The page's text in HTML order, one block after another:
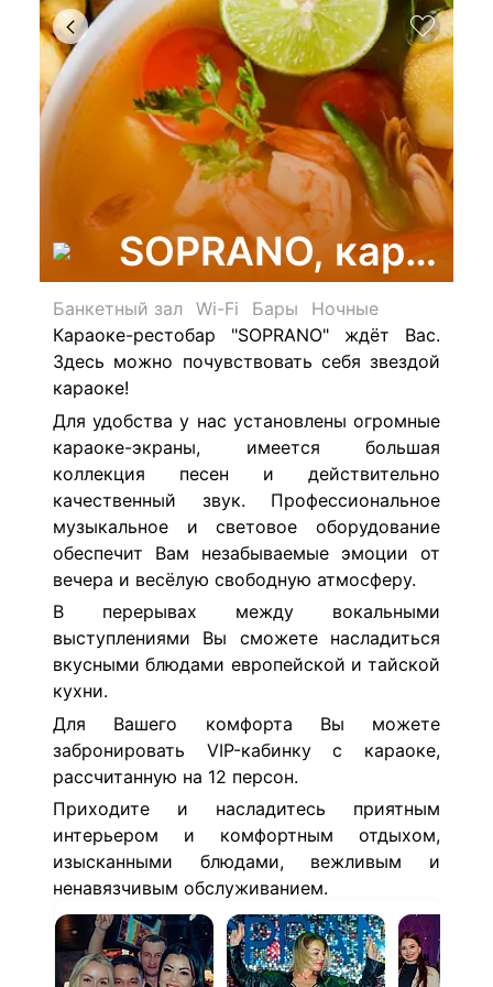
SOPRANO,
Банкетный зал Wi-Fi Бары
Ночные
Караоке-рестобар "SOPRANO" ждёт Вас.
Здесь можно почувствовать себя звездой
караоке!
Для удобства у нас установлены огромные
караоке-экраны, имеется большая
коллекция песен и действительно
качественный звук. Профессиональное
музыкальное и световое оборудование
обеспечит Вам незабываемые эмоции от
вечера и весёлую свободную атмосферу.
В перерывах между вокальными
выступлениями Вы сможете насладиться
вкусными блюдами европейской и тайской
кухни.
Для Вашего комфорта Вы можете
забронировать VIP-кабинку с караоке,
рассчитанную на 12 персон.
Приходите и насладитесь приятным
интерьером и комфортным отдыхом,
изысканными блюдами, вежливым и
ненавязчивым обслуживанием.